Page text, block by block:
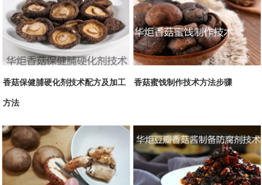
香菇保健脯硬化剂技术配方及加工
方法
香菇蜜饯制作技术方法步骤